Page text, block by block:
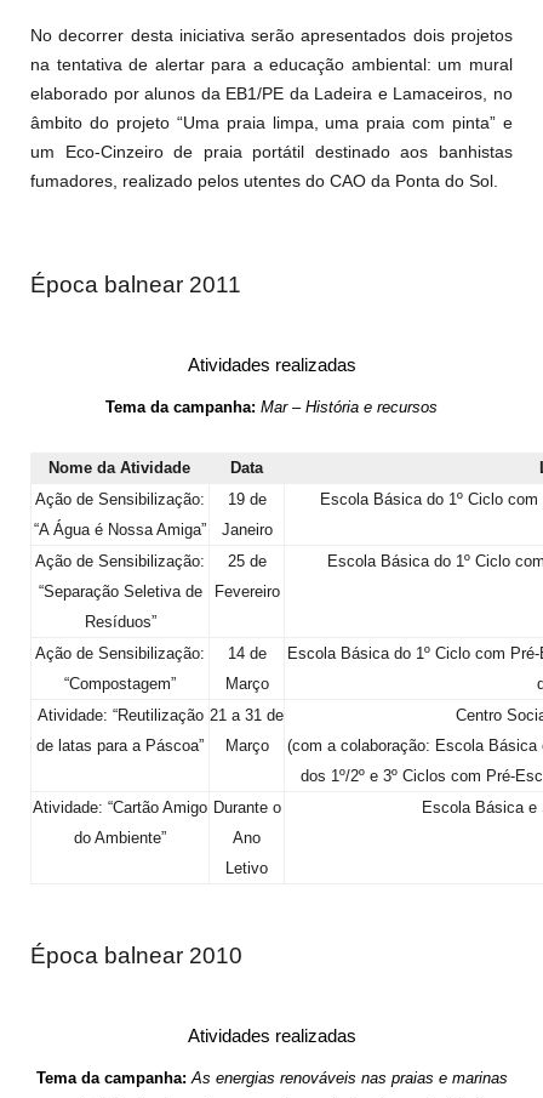
No decorrer desta iniciativa serão apresentados dois projetos
na tentativa de alertar para a educação ambiental: um mural
elaborado por alunos da EB1/PE da Ladeira e Lamaceiros, no
âmbito do projeto “Uma praia limpa, uma praia com pinta” e
um Eco-Cinzeiro de praia portátil destinado aos banhistas
fumadores, realizado pelos utentes do CAO da Ponta do Sol.
Época balnear 2011
Atividades realizadas
Tema da campanha: Mar – História e recursos
Nome da Atividade Data
Ação de Sensibilização:
“A Água é Nossa Amiga”
19 de
Janeiro
Escola Básica do 1º Ciclo
Ação de Sensibilização:
“Separação Seletiva de
Resíduos”
25 de
Fevereiro
Escola Básica do 1º Ciclo
Ação de Sensibilização:
“Compostagem”
14 de
Março
Escola Básica do 1º Ciclo com
Atividade: “Reutilização
de latas para a Páscoa”
21 a 31 de
Março
Centro
(com a colaboração: Escola
dos 1º/2º e 3º Ciclos com Pré-
Atividade: “Cartão Amigo
do Ambiente”
Durante o
Ano
Letivo
Escola Básica e
Época balnear 2010
Atividades realizadas
Tema da campanha: As energias renováveis nas praias e marinas